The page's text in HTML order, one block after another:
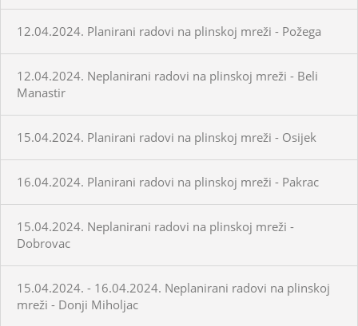
12.04.2024. Planirani radovi na plinskoj mreži - Požega
12.04.2024. Neplanirani radovi na plinskoj mreži - Beli
Manastir
15.04.2024. Planirani radovi na plinskoj mreži - Osijek
16.04.2024. Planirani radovi na plinskoj mreži - Pakrac
15.04.2024. Neplanirani radovi na plinskoj mreži -
Dobrovac
15.04.2024. - 16.04.2024. Neplanirani radovi na plinskoj
mreži - Donji Miholjac